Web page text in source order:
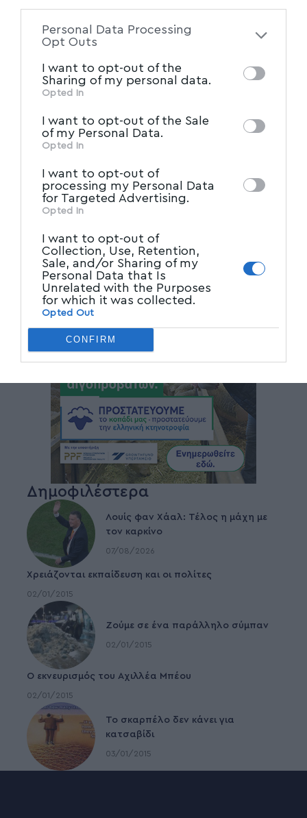
of the further disclosure of your personal
of downstream participants. This
information may also be disclosed by us to
Participantsthat may further disclose it to
other third parties.
Personal Data Processing
Opt Outs
I want to opt-out of the
Sharing of my personal data.
Opted In
I want to opt-out of the Sale
of my Personal Data.
Opted In
I want to opt-out of
processing my Personal Data
for Targeted Advertising.
Opted In
I want to opt-out of
Collection, Use, Retention,
Sale, and/or Sharing of my
Personal Data that Is
Unrelated with the Purposes
for which it was collected.
Opted Out
CONFIRM
Δημοφιλέστερα
Λουίς φαν Χάαλ: Τέλος η μάχη με
τον καρκίνο
07/08/2026
Χρειάζονται εκπαίδευση και οι πολίτες
02/01/2015
Ζούμε σε ένα παράλληλο σύμπαν
02/01/2015
Ο εκνευρισμός του Αχιλλέα Μπέου
02/01/2015
To σκαρπέλο δεν κάνει για
κατσαβίδι
03/01/2015